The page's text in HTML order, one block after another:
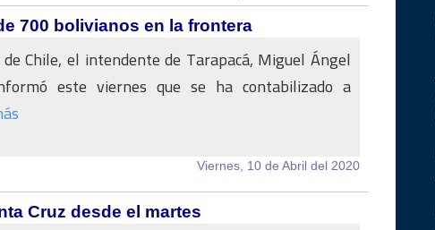
700 bolivianos en la frontera
Chile, el intendente de Tarapacá, Miguel Ángel
este viernes que se ha contabilizado a
Viernes, 10 de Abril del 2020
Cruz desde el martes